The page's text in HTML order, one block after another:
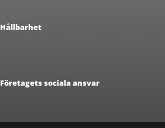
Hållbarhet
Företagets sociala ansvar